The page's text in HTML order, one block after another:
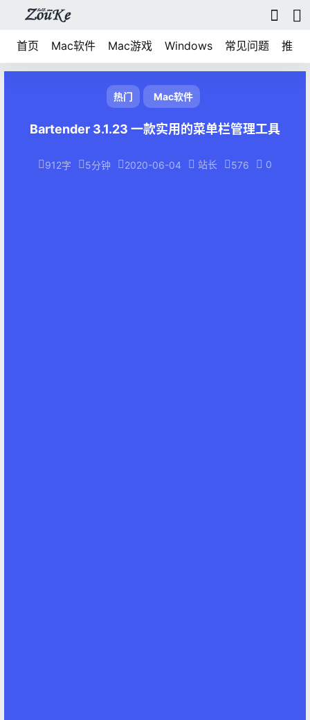
首页 Mac软件 Mac游戏 Windows 常见问题 推荐
热门 Mac软件
Bartender 3.1.23 一款实用的菜单栏管理工具
912字 5分钟 2020-06-04 站长 576 0